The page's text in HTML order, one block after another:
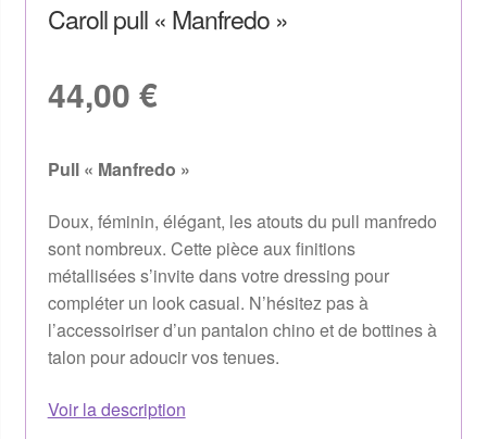
Caroll pull « Manfredo »
44,00 €
Pull « Manfredo »
Doux, féminin, élégant, les atouts du pull manfredo
sont nombreux. Cette pièce aux finitions
métallisées s’invite dans votre dressing pour
compléter un look casual. N’hésitez pas à
l’accessoiriser d’un pantalon chino et de bottines à
talon pour adoucir vos tenues.
Voir la description